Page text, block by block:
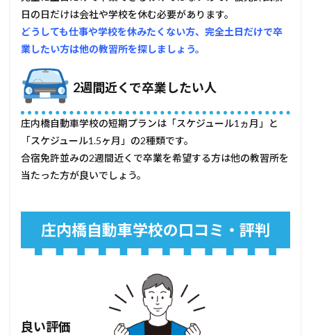
日の日だけは会社や学校を休む必要があります。
どうしても仕事や学校を休みたくない方、完全土日だけで卒
業したい方は他の教習所を探しましょう。
2週間近くで卒業したい人
庄内橋自動車学校の短期プランは「スケジュール1ヵ月」と
「スケジュール1.5ヶ月」の2種類です。
合宿免許並みの2週間近くで卒業を希望する方は他の教習所を
当たった方が良いでしょう。
庄内橋自動車学校の口コミ・評判
良い評価